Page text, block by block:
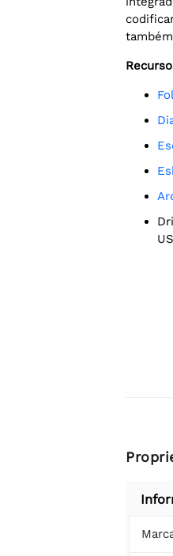
Driver CH34X (Certifique-se de que o Maker Nano esteja conectado à porta